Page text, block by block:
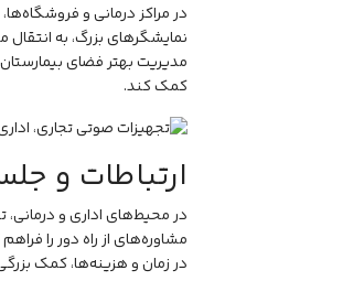
در مراکز درمانی و
نمایشگرهای بزرگ، به انتقال
مدیریت بهتر فضای
کمک کند.
ارتباطات و
در محیط‌های اداری و
مشاوره‌های از راه دور را
در زمان و هزینه‌ها، کمک